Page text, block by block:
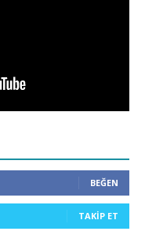
BEĞEN
TAKIP ET